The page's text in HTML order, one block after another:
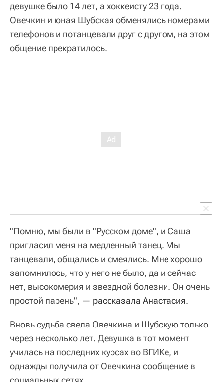
девушке было 14 лет, а хоккеисту 23 года.
Овечкин и юная Шубская обменялись номерами
телефонов и потанцевали друг с другом, на этом
общение прекратилось.
"Помню, мы были в "Русском доме", и Саша
пригласил меня на медленный танец. Мы
танцевали, общались и смеялись. Мне хорошо
запомнилось, что у него не было, да и сейчас
нет, высокомерия и звездной болезни. Он очень
простой парень", — рассказала Анастасия.
Вновь судьба свела Овечкина и Шубскую только
через несколько лет. Девушка в тот момент
училась на последних курсах во ВГИКе, и
однажды получила от Овечкина сообщение в
социальных сетях.